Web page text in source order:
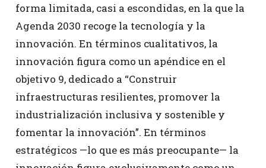
forma limitada, casi a escondidas, en la que la
Agenda 2030 recoge la tecnología y la
innovación. En términos cualitativos, la
innovación figura como un apéndice en el
objetivo 9, dedicado a “Construir
infraestructuras resilientes, promover la
industrialización inclusiva y sostenible y
fomentar la innovación”. En términos
estratégicos —lo que es más preocupante— la